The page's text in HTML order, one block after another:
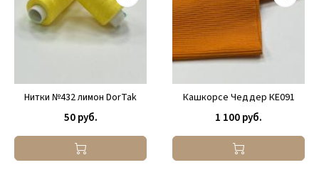
Нитки №432 лимон DorTak
50 руб.
Кашкорсе Чеддер КЕ091
1 100 руб.